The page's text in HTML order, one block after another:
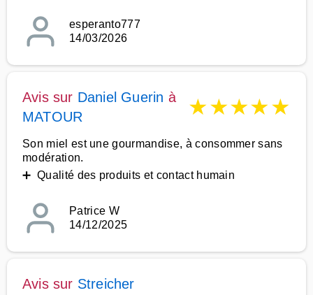
esperanto777
14/03/2026
Avis sur Daniel Guerin à
MATOUR
★★★★★
Son miel est une gourmandise, à consommer sans
modération.
➕ Qualité des produits et contact humain
Patrice W
14/12/2025
Avis sur Streicher